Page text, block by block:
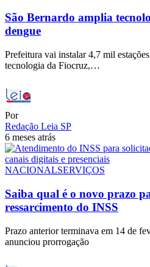
São Bernardo amplia
dengue
Prefeitura vai instalar 4,7 mil
tecnologia da Fiocruz,…
Por
Redação Leia SP
6 meses atrás
NACIONALSERVIÇOS
Saiba qual é o novo prazo
ressarcimento do INSS
Prazo anterior terminava em 14 de
anunciou prorrogação